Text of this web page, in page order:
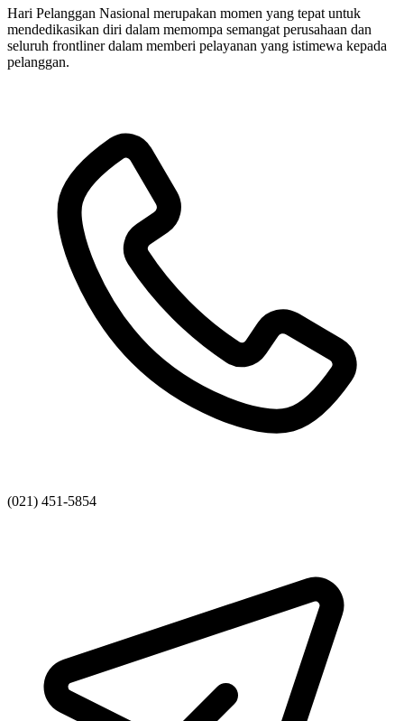
Hari Pelanggan Nasional merupakan momen yang tepat untuk
mendedikasikan diri dalam memompa semangat perusahaan dan
seluruh frontliner dalam memberi pelayanan yang istimewa kepada
pelanggan.
(021) 451-5854